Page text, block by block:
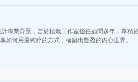
專業背景，曾於植栽工作室擔任顧問多年，專
何用最純粹的方式，構築出豐盈的內心世界。